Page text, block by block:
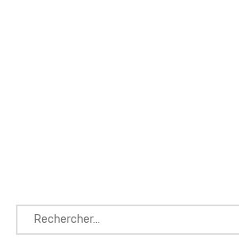
Rechercher :